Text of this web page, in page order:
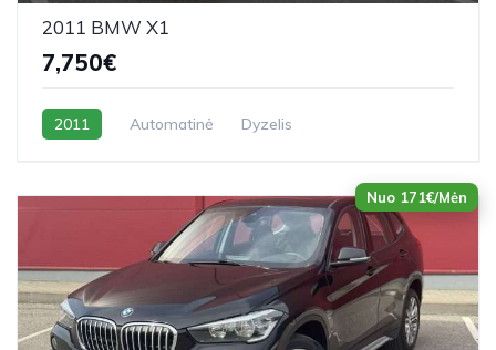
2011 BMW X1
7,750€
2011 Automatinė Dyzelis
Nuo 171€/Mėn